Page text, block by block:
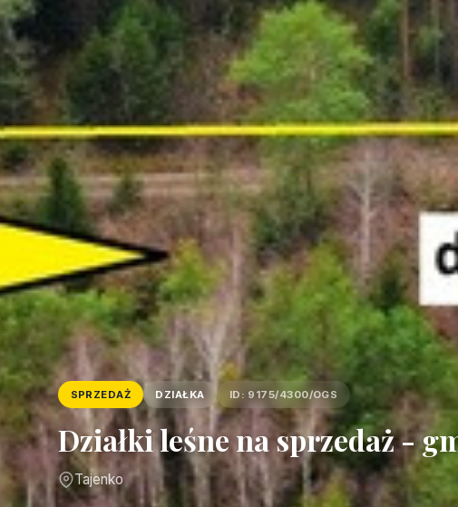
SPRZEDAŻ DZIAŁKA ID: 9175/4300/OGS
Działki leśne na sprzedaż -
Tajenko